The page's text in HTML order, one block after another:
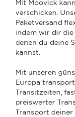
Mit Moovick
verschicken.
Paketversand
indem wir dir
denen du deine
kannst.
Mit unseren
Europa
Transitzeiten,
preiswerter
Transport deiner